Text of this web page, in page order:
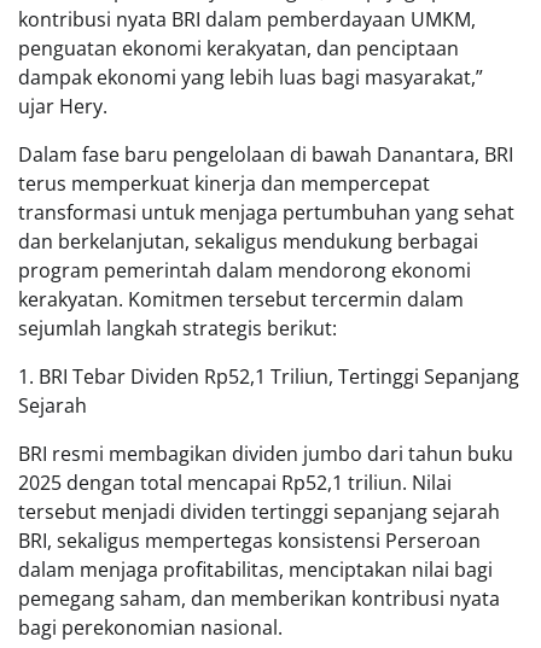
kontribusi nyata BRI dalam pemberdayaan UMKM,
penguatan ekonomi kerakyatan, dan penciptaan
dampak ekonomi yang lebih luas bagi masyarakat,”
ujar Hery.
Dalam fase baru pengelolaan di bawah Danantara, BRI
terus memperkuat kinerja dan mempercepat
transformasi untuk menjaga pertumbuhan yang sehat
dan berkelanjutan, sekaligus mendukung berbagai
program pemerintah dalam mendorong ekonomi
kerakyatan. Komitmen tersebut tercermin dalam
sejumlah langkah strategis berikut:
1. BRI Tebar Dividen Rp52,1 Triliun, Tertinggi Sepanjang
Sejarah
BRI resmi membagikan dividen jumbo dari tahun buku
2025 dengan total mencapai Rp52,1 triliun. Nilai
tersebut menjadi dividen tertinggi sepanjang sejarah
BRI, sekaligus mempertegas konsistensi Perseroan
dalam menjaga profitabilitas, menciptakan nilai bagi
pemegang saham, dan memberikan kontribusi nyata
bagi perekonomian nasional.